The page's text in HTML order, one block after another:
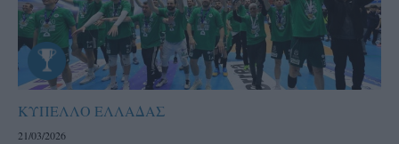
ΚΥΠΕΛΛΟ ΕΛΛΑΔΑΣ
21/03/2026